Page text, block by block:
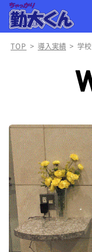
TOP > 導入実績 > 学